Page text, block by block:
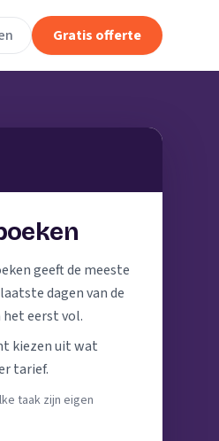
Gratis offerte
geeft de meeste
dagen van de
het eerst vol.
kiezen uit wat
tarief.
taak zijn eigen